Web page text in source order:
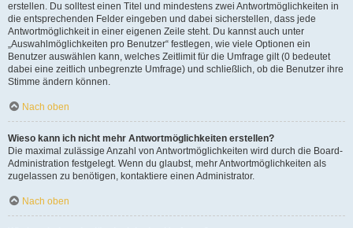
erstellen. Du solltest einen Titel und mindestens zwei Antwortmöglichkeiten in
die entsprechenden Felder eingeben und dabei sicherstellen, dass jede
Antwortmöglichkeit in einer eigenen Zeile steht. Du kannst auch unter
„Auswahlmöglichkeiten pro Benutzer“ festlegen, wie viele Optionen ein
Benutzer auswählen kann, welches Zeitlimit für die Umfrage gilt (0 bedeutet
dabei eine zeitlich unbegrenzte Umfrage) und schließlich, ob die Benutzer ihre
Stimme ändern können.
Nach oben
Wieso kann ich nicht mehr Antwortmöglichkeiten erstellen?
Die maximal zulässige Anzahl von Antwortmöglichkeiten wird durch die Board-
Administration festgelegt. Wenn du glaubst, mehr Antwortmöglichkeiten als
zugelassen zu benötigen, kontaktiere einen Administrator.
Nach oben